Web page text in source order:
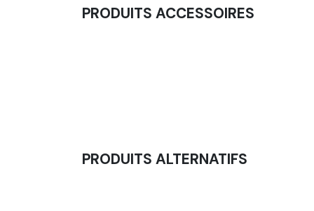
PRODUITS ACCESSOIRES
PRODUITS ALTERNATIFS